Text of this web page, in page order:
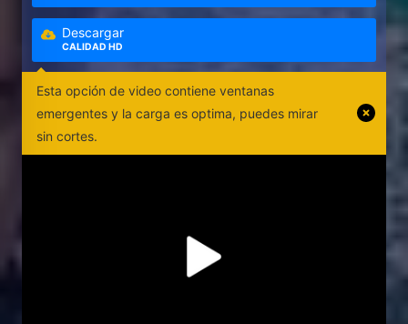
Descargar
CALIDAD HD
Esta opción de video contiene ventanas
emergentes y la carga es optima, puedes mirar
sin cortes.